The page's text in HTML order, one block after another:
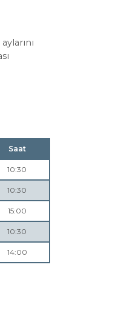
Saat
10:30
10:30
15:00
10:30
14:00